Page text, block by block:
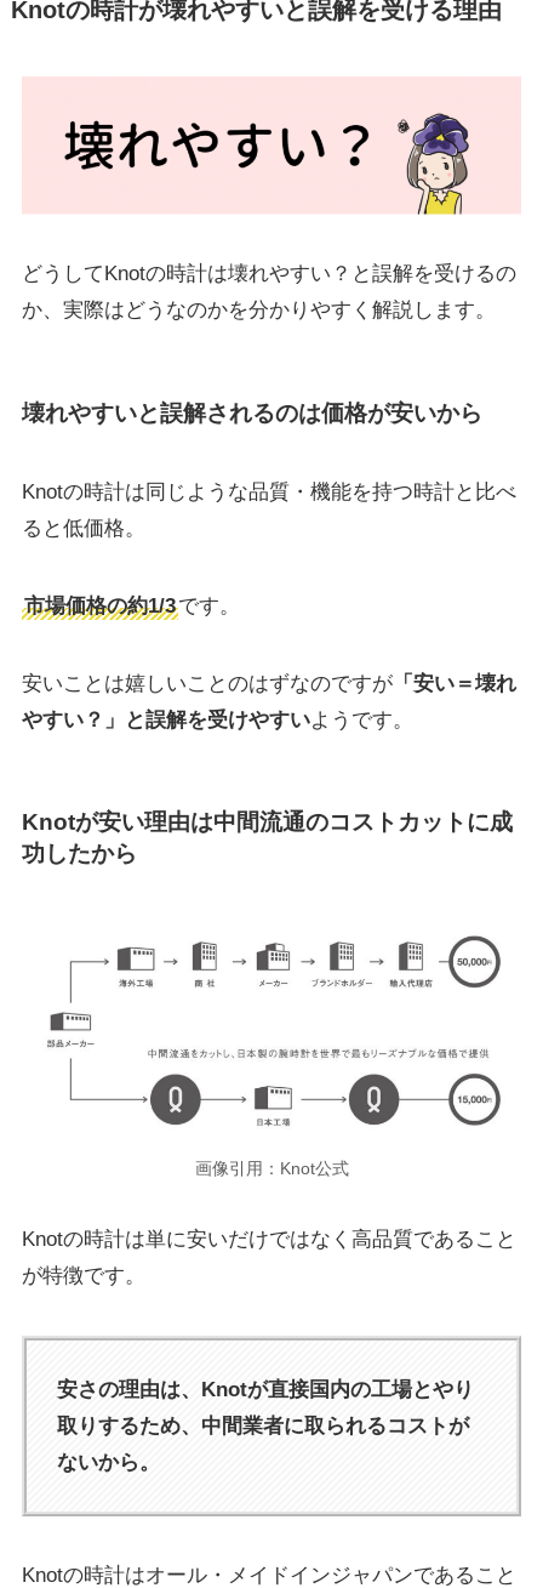
Knotの時計が壊れやすいと誤解を受ける理由
どうしてKnotの時計は壊れやすい？と誤解を受けるの
か、実際はどうなのかを分かりやすく解説します。
壊れやすいと誤解されるのは価格が安いから
Knotの時計は同じような品質・機能を持つ時計と比べ
ると低価格。
市場価格の約1/3です。
安いことは嬉しいことのはずなのですが「安い＝壊れ
やすい？」と誤解を受けやすいようです。
Knotが安い理由は中間流通のコストカットに成
功したから
画像引用：Knot公式
Knotの時計は単に安いだけではなく高品質であること
が特徴です。
安さの理由は、Knotが直接国内の工場とやり
取りするため、中間業者に取られるコストが
ないから。
Knotの時計はオール・メイドインジャパンであること